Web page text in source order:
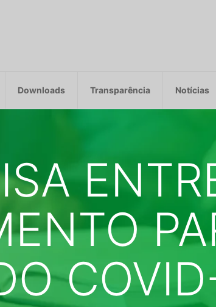
Downloads Transparência Notícias